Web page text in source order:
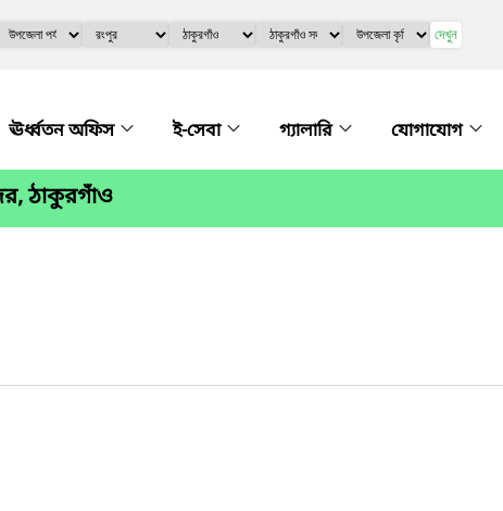
দেখুন
ঊর্ধ্বতন অফিস ই-সেবা গ্যালারি যোগাযোগ
ঠাকুরগাঁও